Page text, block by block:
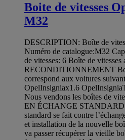
Boite de vitesses
M32
DESCRIPTION: Boîte de
Numéro de catalogue:M32
de vitesses: 6 Boîte de
RECONDITIONNEMENT
correspond aux voitures
OpelInsigniax1.6
Nous vendons les boîtes de
EN ÉCHANGE STANDARD
standard se fait contre
et installation de la nouvelle
va passer récupérer la vieille